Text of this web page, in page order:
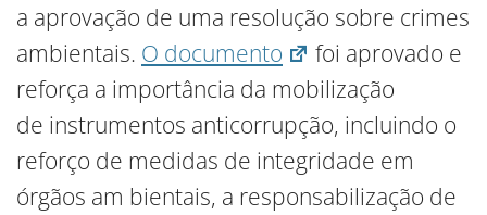
a aprovação de uma resolução sobre crimes
ambientais. O documento
foi aprovado e
reforça a importância da mobilização
de instrumentos anticorrupção, incluindo o
reforço de medidas de integridade em
órgãos am bientais, a responsabilização de